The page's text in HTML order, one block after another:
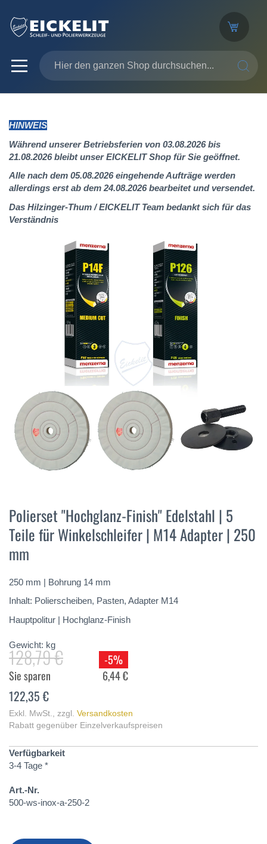
SUCHE
HINWEIS
Während unserer Betriebsferien von 03.08.2026 bis
21.08.2026 bleibt unser EICKELIT Shop für Sie geöffnet.
Alle nach dem 05.08.2026 eingehende Aufträge werden
allerdings erst ab dem 24.08.2026 bearbeitet und versendet.
Das Hilzinger-Thum / EICKELIT Team bedankt sich für das
Verständnis
der
Bildergalerie
springen
Polierset "Hochglanz-Finish" Edelstahl | 5
Teile für Winkelschleifer | M14 Adapter | 250
mm
250 mm | Bohrung 14 mm
Inhalt: Polierscheiben, Pasten, Adapter M14
Hauptpolitur | Hochglanz-Finish
Gewicht: kg
128,79 €
-5%
Sie sparen
6,44 €
122,35 €
Exkl. MwSt. zzgl. Versandkosten
Rabatt gegenüber Einzelverkaufspreisen
Verfügbarkeit
3-4 Tage *
Art.-Nr.
500-ws-inox-a-250-2